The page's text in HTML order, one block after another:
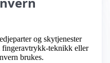
og skytjenester
teknikk eller
brukes.